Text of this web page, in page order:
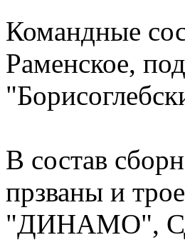
Командные
Раменское,
В состав
прзваны и
"ДИНАМО",